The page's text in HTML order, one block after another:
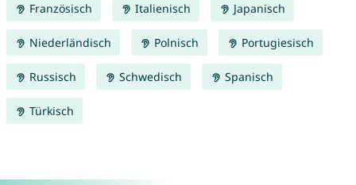
Französisch Italienisch Japanisch
Niederländisch Polnisch Portugiesisch
Russisch Schwedisch Spanisch
Türkisch